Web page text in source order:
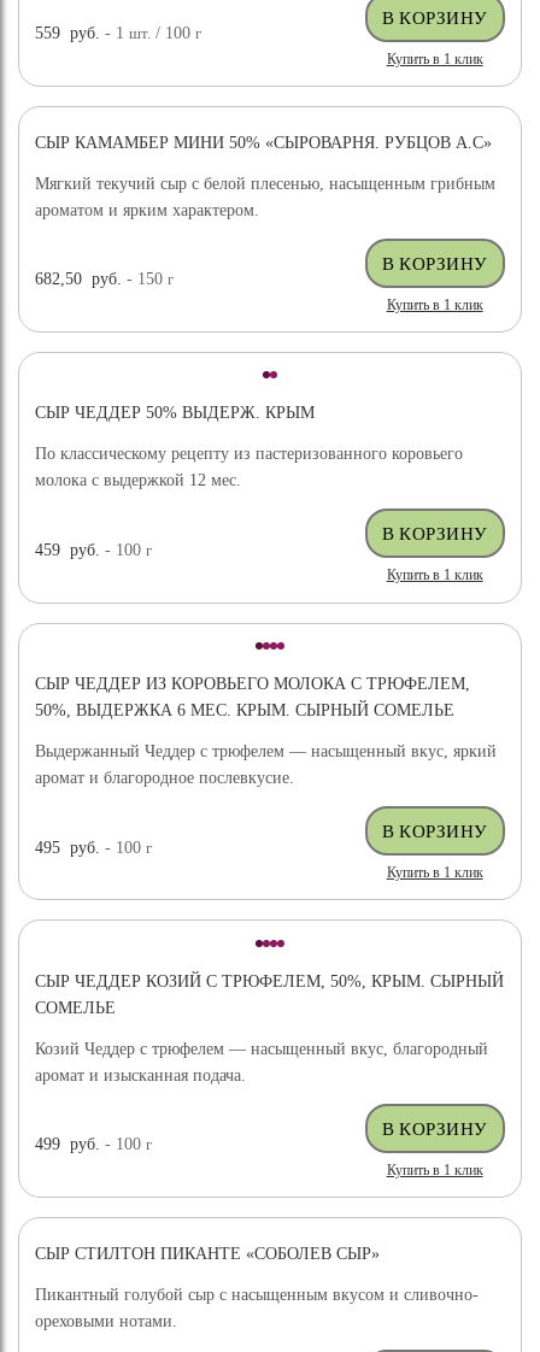
559 руб. - 1шт. / 100г
Купить в 1 клик
СЫР КАМАМБЕР МИНИ 50% «СЫРОВАРНЯ. РУБЦОВ А.С»
Мягкий текучий сыр с белой плесенью, насыщенным грибным
ароматом и ярким характером.
682,50 руб. - 150г
Купить в 1 клик
СЫР ЧЕДДЕР 50% ВЫДЕРЖ. КРЫМ
По классическому рецепту из пастеризованного коровьего
молока с выдержкой 12 мес.
459 руб. - 100г
Купить в 1 клик
СЫР ЧЕДДЕР ИЗ КОРОВЬЕГО МОЛОКА С ТРЮФЕЛЕМ,
50%, ВЫДЕРЖКА 6 МЕС. КРЫМ. СЫРНЫЙ СОМЕЛЬЕ
Выдержанный Чеддер с трюфелем — насыщенный вкус, яркий
аромат и благородное послевкусие.
495 руб. - 100г
Купить в 1 клик
СЫР ЧЕДДЕР КОЗИЙ С ТРЮФЕЛЕМ, 50%, КРЫМ. СЫРНЫЙ
СОМЕЛЬЕ
Козий Чеддер с трюфелем — насыщенный вкус, благородный
аромат и изысканная подача.
499 руб. - 100г
Купить в 1 клик
СЫР СТИЛТОН ПИКАНТЕ «СОБОЛЕВ СЫР»
Пикантный голубой сыр с насыщенным вкусом и сливочно-
ореховыми нотами.